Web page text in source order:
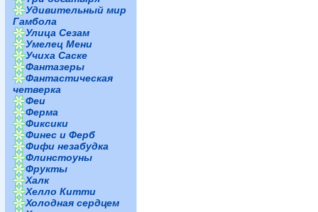
Удивительный мир
Гамбола
Улица Сезам
Умелец Мени
Учиха Саске
Фантазеры
Фантастическая
четверка
Феи
Ферма
Фиксики
Финес и Ферб
Фифи незабудка
Флинстоуны
Фрукты
Халк
Хелло Китти
Холодная сердцем